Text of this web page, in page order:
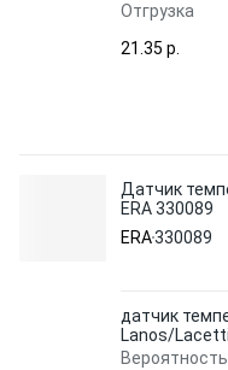
Отгрузка
21.35 p.
Датчик
ERA 330089
ERA330089
датчик
Lanos/
Вероятность